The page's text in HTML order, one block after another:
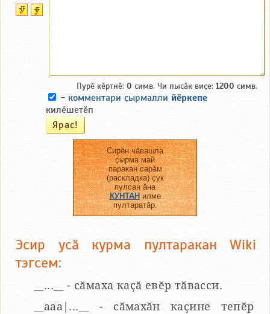
Пурӗ кӗртнӗ: 0 симв. Чи пысӑк виҫе: 1200 симв.
- комментари ҫырмалли йӗркепе
килӗшетӗп
Сирӗн чӑвашла
ҫырма май
паракан сарӑм
(раскладка) ҫук
пулсан ӑна
КУНТАНилме
пултаратӑр.
Эсир усӑ курма пултаракан Wiki
тэгсем:
__...__ - сӑмаха каҫӑ евӗр тӑвасси.
__aaa|...__ - сӑмахӑн каҫине тепӗр